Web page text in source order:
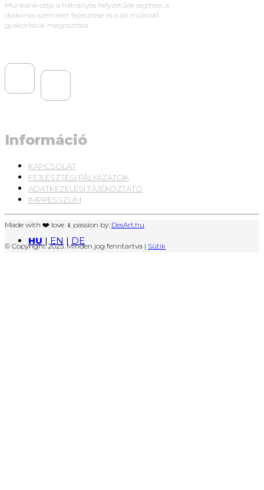
HU | EN | DE
Munkánk célja a hátrányos helyzetűek segítése, a
diakóniai szemlélet fejlesztése és a jól működő
gyakorlatok megosztása.
Információ
KAPCSOLAT
FEJLESZTÉSI PÁLYÁZATOK
ADATKEZELÉSI TÁJÉKOZTATÓ
IMPRESSZUM
Made with ❤️ love ﹠passion by: DesArt.hu
© Copyright 2025. Minden jog fenntartva | Sütik